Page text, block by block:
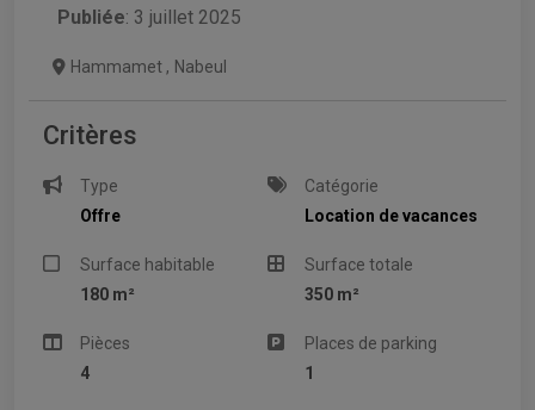
Publiée: 3 juillet 2025
Hammamet , Nabeul
Critères
Type
Offre
Catégorie
Location de vacances
Surface habitable
180 m²
Surface totale
350 m²
Pièces
4
Places de parking
1